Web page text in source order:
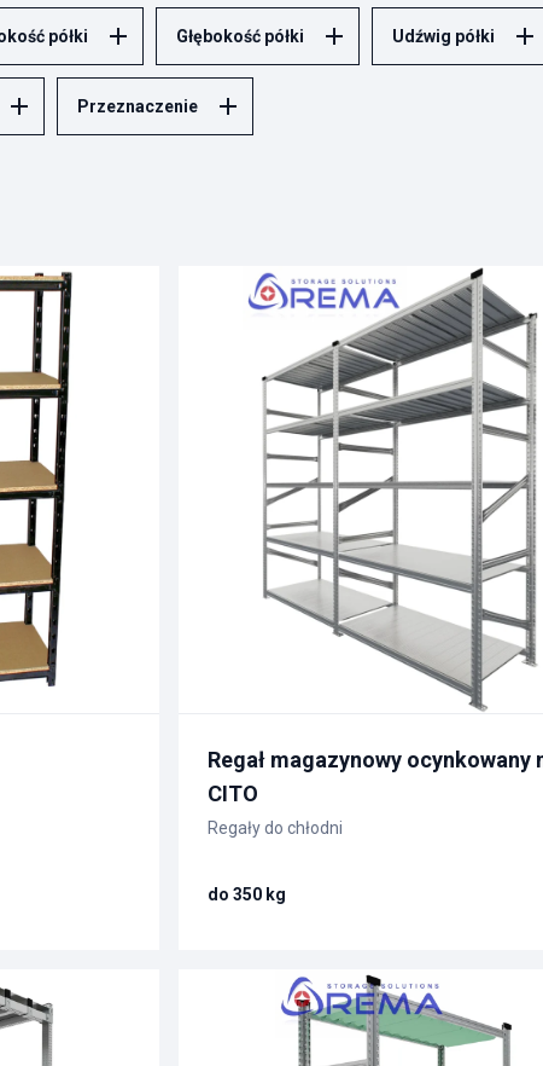
wybrać regały metalowe , regały ocynkowane, regały z półkami
produkty, a pod listingiem szczegółowe wskazówki, jak
lub firmowej.
półki Głębokość półki Udźwig półki
Przeznaczenie
Regał magazynowy ocynkowany
CITO
Regały do chłodni
do 350 kg